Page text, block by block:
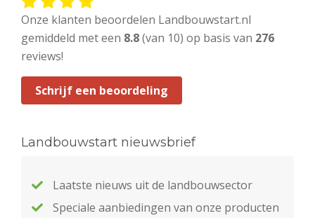
Onze klanten beoordelen Landbouwstart.nl
gemiddeld met een 8.8(van 10) op basis van 276
reviews!
Schrijf een beoordeling
Landbouwstart nieuwsbrief
Laatste nieuws uit de landbouwsector
Speciale aanbiedingen van onze producten